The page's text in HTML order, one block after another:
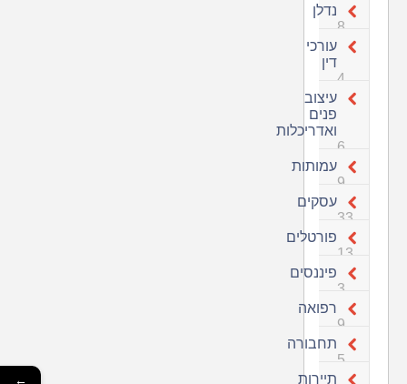
נדלן
8
עורכי
דין
4
עיצוב
פנים
ואדריכלות
6
עמותות
9
עסקים
33
פורטלים
13
פיננסים
3
רפואה
9
תחבורה
5
תיירות
←